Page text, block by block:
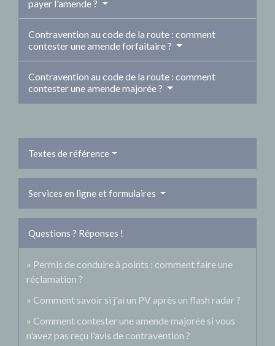
payer l'amende ?
Contravention au code de la route : comment
contester une amende forfaitaire ?
Contravention au code de la route : comment
contester une amende majorée ?
Textes de référence
Services en ligne et formulaires
Questions ? Réponses !
Permis de conduire à points : comment faire une
réclamation ?
Comment savoir si j'ai un PV après un flash radar ?
Comment contester une amende majorée si vous
n'avez pas reçu l'avis de contravention ?